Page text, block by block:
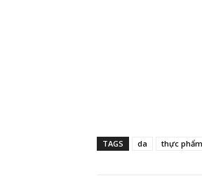
TAGS da thực phẩm